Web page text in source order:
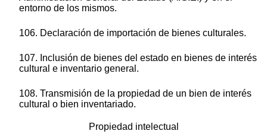
entorno de los mismos.
106. Declaración de importación de bienes culturales.
107. Inclusión de bienes del estado en bienes de interés
cultural e inventario general.
108. Transmisión de la propiedad de un bien de interés
cultural o bien inventariado.
Propiedad intelectual